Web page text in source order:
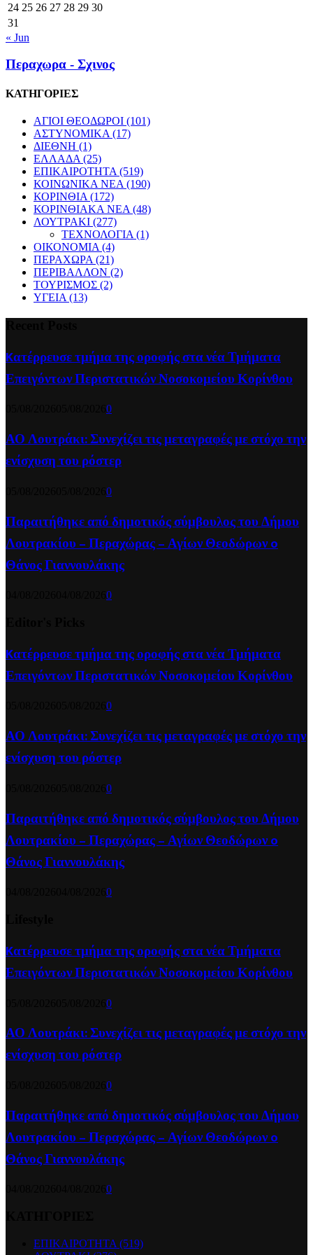
24 25 26 27 28 29 30
31
« Jun
Περαχωρα - Σχινος
ΚΑΤΗΓΟΡΙΕΣ
ΑΓΙΟΙ ΘΕΟΔΩΡΟΙ (101)
ΑΣΤΥΝΟΜΙΚΑ (17)
ΔΙΕΘΝΗ (1)
ΕΛΛΑΔΑ (25)
ΕΠΙΚΑΙΡΟΤΗΤΑ (519)
ΚΟΙΝΩΝΙΚΑ ΝΕΑ (190)
ΚΟΡΙΝΘΙΑ (172)
ΚΟΡΙΝΘΙΑΚΑ ΝΕΑ (48)
ΛΟΥΤΡΑΚΙ (277)
ΤΕΧΝΟΛΟΓΙΑ (1)
ΟΙΚΟΝΟΜΙΑ (4)
ΠΕΡΑΧΩΡΑ (21)
ΠΕΡΙΒΑΛΛΟΝ (2)
ΤΟΥΡΙΣΜΟΣ (2)
ΥΓΕΙΑ (13)
Kατέρρευσε τμήμα της οροφής στα νέα Τμήματα
Επειγόντων Περιστατικών Νοσοκομείου Κορίνθου
0
ΑΟ Λουτράκι: Συνεχίζει τις μεταγραφές με στόχο την
ενίσχυση του ρόστερ
0
Παραιτήθηκε από δημοτικός σύμβουλος του Δήμου
Λουτρακίου – Περαχώρας – Αγίων Θεοδώρων o
Θάνος Γιαννουλάκης
0
Kατέρρευσε τμήμα της οροφής στα νέα Τμήματα
Επειγόντων Περιστατικών Νοσοκομείου Κορίνθου
0
ΑΟ Λουτράκι: Συνεχίζει τις μεταγραφές με στόχο την
ενίσχυση του ρόστερ
0
Παραιτήθηκε από δημοτικός σύμβουλος του Δήμου
Λουτρακίου – Περαχώρας – Αγίων Θεοδώρων o
Θάνος Γιαννουλάκης
0
Kατέρρευσε τμήμα της οροφής στα νέα Τμήματα
Επειγόντων Περιστατικών Νοσοκομείου Κορίνθου
0
ΑΟ Λουτράκι: Συνεχίζει τις μεταγραφές με στόχο την
ενίσχυση του ρόστερ
0
Παραιτήθηκε από δημοτικός σύμβουλος του Δήμου
Λουτρακίου – Περαχώρας – Αγίων Θεοδώρων o
Θάνος Γιαννουλάκης
0
ΕΠΙΚΑΙΡΟΤΗΤΑ (519)